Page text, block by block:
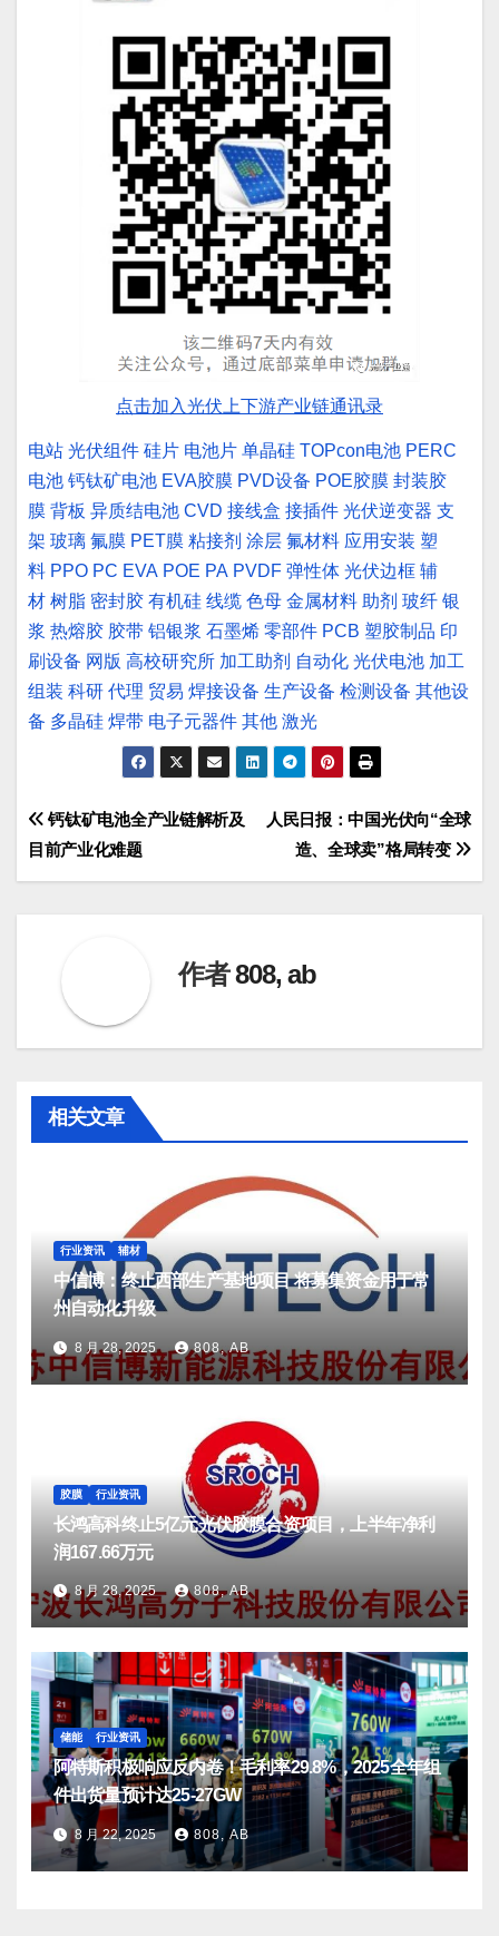
点击加入光伏上下游产业链通讯录
电站 光伏组件 硅片 电池片 单晶硅 TOPcon电池 PERC
电池 钙钛矿电池 EVA胶膜 PVD设备 POE胶膜 封装胶
膜 背板 异质结电池 CVD 接线盒 接插件 光伏逆变器 支
架 玻璃 氟膜 PET膜 粘接剂 涂层 氟材料 应用安装 塑
料 PPO PC EVA POE PA PVDF 弹性体 光伏边框 辅
材 树脂 密封胶 有机硅 线缆 色母 金属材料 助剂 玻纤 银
浆 热熔胶 胶带 铝银浆 石墨烯 零部件 PCB 塑胶制品 印
刷设备 网版 高校研究所 加工助剂 自动化 光伏电池 加工
组装 科研 代理 贸易 焊接设备 生产设备 检测设备 其他设
备 多晶硅 焊带 电子元器件 其他 激光
文
章
人民日报：中国光伏向“全球
造、全球卖”格局转变
钙钛矿电池全产业链解析及
目前产业化难题
作者808, ab
相关文章
行业资讯 辅材
中信博：终止西部生产基地项目 将募集资金用于常
州自动化升级
8 月 28, 2025 808, AB
胶膜 行业资讯
长鸿高科终止5亿元光伏胶膜合资项目，上半年净利
润167.66万元
8 月 28, 2025 808, AB
储能 行业资讯
阿特斯积极响应反内卷！毛利率29.8%，2025全年组
件出货量预计达25-27GW
8 月 22, 2025 808, AB